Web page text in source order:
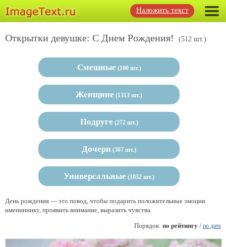
Наложить текст
Открытки девушке: С Днем Рождения! (512 шт.)
Смешные (100 шт.)
Женщине (1313 шт.)
Подруге (272 шт.)
Дочери (307 шт.)
Универсальные (1032 шт.)
День рождения — это повод, чтобы подарить положительные эмоции
имениннику, проявить внимание, выразить чувства.
Порядок: по рейтингу / по дате